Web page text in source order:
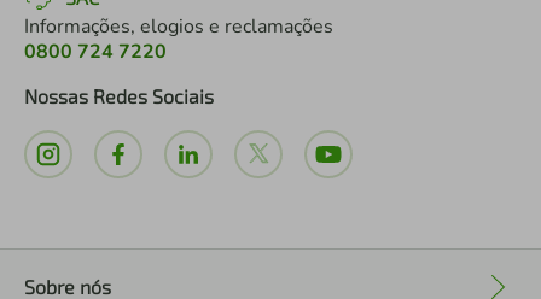
Informações, elogios e reclamações
0800 724 7220
Nossas Redes Sociais
Sobre nós